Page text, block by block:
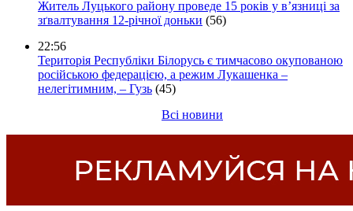
Житель Луцького району проведе 15 років у в’язниці за
зґвалтування 12-річної доньки (56)
22:56
Територія Республіки Білорусь є тимчасово окупованою
російською федерацією, а режим Лукашенка –
нелегітимним, – Гузь (45)
Всі новини